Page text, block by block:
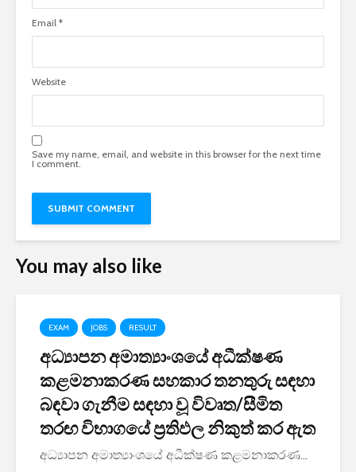
Email *
Website
Save my name, email, and website in this browser for the next time
I comment.
You may also like
EXAM JOBS RESULT
අධ්‍යාපන අමාත්‍යාංශයේ අධීක්ෂණ
කළමනාකරණ සහකාර තනතුරු සඳහා
බඳවා ගැනීම සඳහා වූ විවෘත/සීමිත
තරඟ විභාගයේ ප්‍රතිඵල නිකුත් කර ඇත
අධ්‍යාපන අමාත්‍යාංශයේ අධීක්ෂණ කළමනාකරණ...